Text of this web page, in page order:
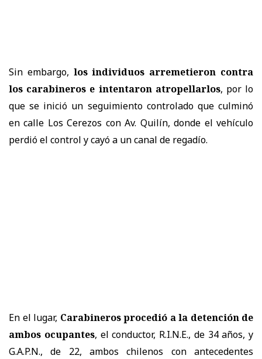
Sin embargo, los individuos arremetieron contra
los carabineros e intentaron atropellarlos, por lo
que se inició un seguimiento controlado que culminó
en calle Los Cerezos con Av. Quilín, donde el vehículo
perdió el control y cayó a un canal de regadío.
En el lugar, Carabineros procedió a la detención de
ambos ocupantes, el conductor, R.I.N.E., de 34 años, y
G.A.P.N., de 22, ambos chilenos con antecedentes